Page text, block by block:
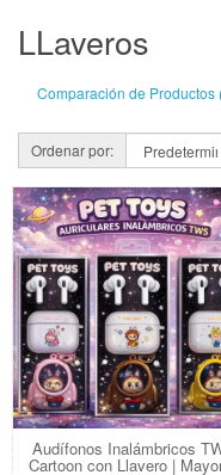
LLaveros
Comparación de Productos
Ordenar por:
Audífonos Inalámbricos
Cartoon con Llavero |